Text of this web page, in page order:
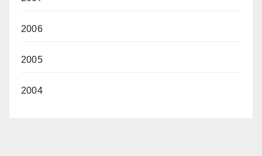
2006
2005
2004